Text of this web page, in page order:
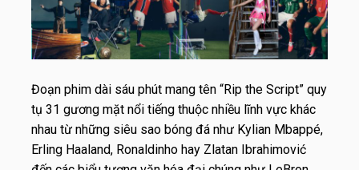
Đoạn phim dài sáu phút mang tên “Rip the Script” quy
tụ 31 gương mặt nổi tiếng thuộc nhiều lĩnh vực khác
nhau từ những siêu sao bóng đá như Kylian Mbappé,
Erling Haaland, Ronaldinho hay Zlatan Ibrahimović